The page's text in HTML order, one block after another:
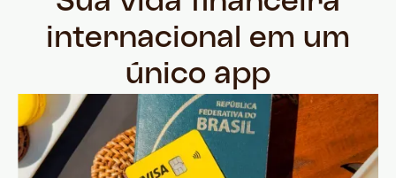
internacional em um
único app